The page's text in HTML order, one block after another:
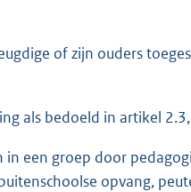
of zijn ouders
als bedoeld in artikel
een groep door
opvang,